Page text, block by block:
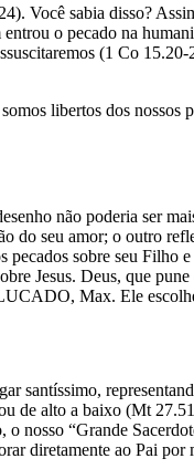
Você sabia disso?
o pecado na
(1 Co
libertos dos
não poderia
do seu amor; o outro
pecados sobre seu
Jesus. Deus, que
Max. Ele
santíssimo,
de alto a baixo (Mt
nosso “Grande
diretamente ao Pai por